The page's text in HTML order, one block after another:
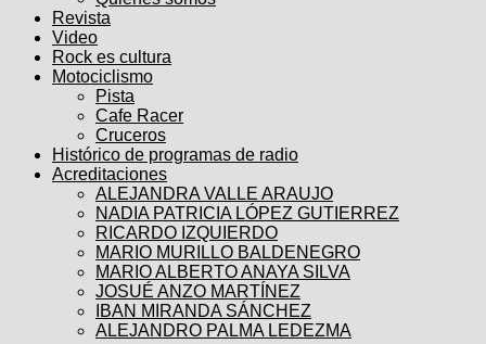
Revista
Video
Rock es cultura
Motociclismo
Pista
Cafe Racer
Cruceros
Histórico de programas de radio
Acreditaciones
ALEJANDRA VALLE ARAUJO
NADIA PATRICIA LÓPEZ GUTIERREZ
RICARDO IZQUIERDO
MARIO MURILLO BALDENEGRO
MARIO ALBERTO ANAYA SILVA
JOSUÉ ANZO MARTÍNEZ
IBAN MIRANDA SÁNCHEZ
ALEJANDRO PALMA LEDEZMA